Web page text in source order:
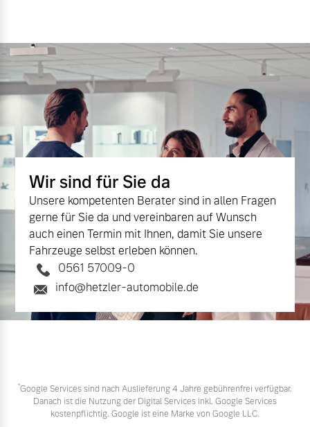
Wir sind für Sie da
Unsere kompetenten Berater sind in allen Fragen
gerne für Sie da und vereinbaren auf Wunsch
auch einen Termin mit Ihnen, damit Sie unsere
Fahrzeuge selbst erleben können.
0561 57009-0
info@hetzler-automobile.de
*Google Services sind nach Auslieferung 4 Jahre gebührenfrei verfügbar.
Danach ist die Nutzung der Digital Services inkl. Google Services
kostenpflichtig. Google ist eine Marke von Google LLC.